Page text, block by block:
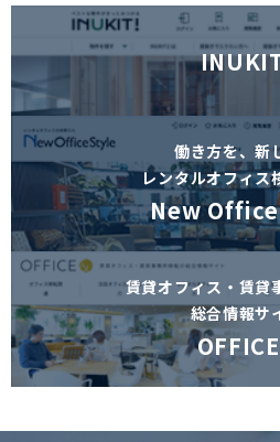
働き方を、新
レンタルオフィス
New
賃貸オフィス・賃貸
総合情報サ